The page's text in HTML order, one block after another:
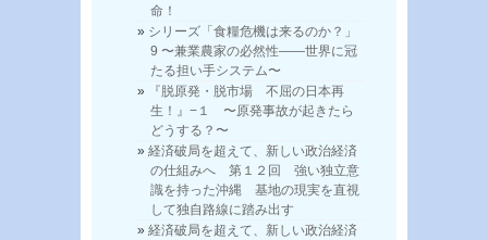
命！
シリーズ「食糧危機は来るのか？」
9 〜兼業農家の必然性——世界に冠
たる担い手システム〜
『脱原発・脱市場 不屈の日本再
生！』−１ 〜原発事故が起きたら
どうする？〜
経済破局を超えて、新しい政治経済
の仕組みへ 第１２回 強い独立意
識を持った沖縄 基地の現実を直視
して独自路線に踏み出す
経済破局を超えて、新しい政治経済